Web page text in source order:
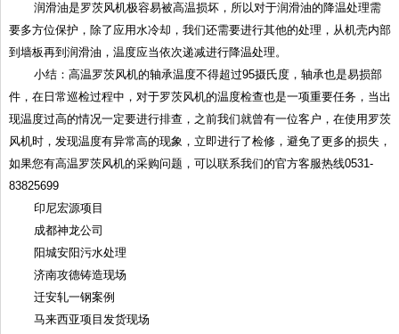
润滑油是罗茨风机极容易被高温损坏，所以对于润滑油的降温处理需
要多方位保护，除了应用水冷却，我们还需要进行其他的处理，从机壳内部
到墙板再到润滑油，温度应当依次递减进行降温处理。
小结：高温罗茨风机的轴承温度不得超过95摄氏度，轴承也是易损部
件，在日常巡检过程中，对于罗茨风机的温度检查也是一项重要任务，当出
现温度过高的情况一定要进行排查，之前我们就曾有一位客户，在使用罗茨
风机时，发现温度有异常高的现象，立即进行了检修，避免了更多的损失，
如果您有高温罗茨风机的采购问题，可以联系我们的官方客服热线0531-
83825699
印尼宏源项目
成都神龙公司
阳城安阳污水处理
济南攻德铸造现场
迁安轧一钢案例
马来西亚项目发货现场